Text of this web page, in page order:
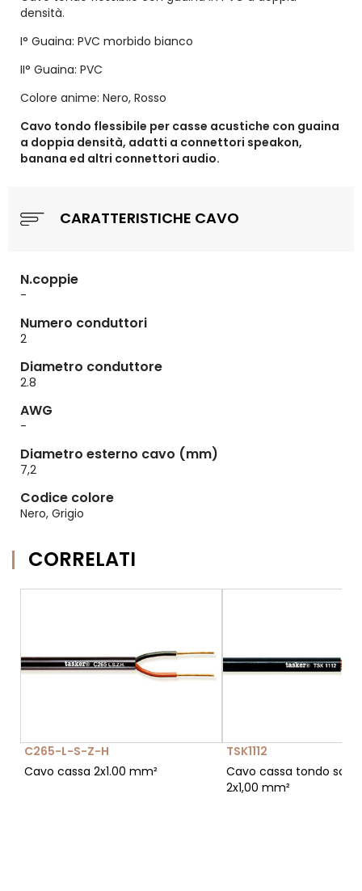
densità.
I° Guaina: PVC morbido bianco
II° Guaina: PVC
Colore anime: Nero, Rosso
Cavo tondo flessibile per casse acustiche con guaina
a doppia densità, adatti a connettori speakon,
banana ed altri connettori audio.
CARATTERISTICHE CAVO
N.coppie
-
Numero conduttori
2
Diametro conduttore
2.8
AWG
-
Diametro esterno cavo (mm)
7,2
Codice colore
Nero, Grigio
CORRELATI
C265-L-S-Z-H
Cavo cassa 2x1.00 mm²
TSK1112
Cavo cassa tondo
2x1,00 mm²